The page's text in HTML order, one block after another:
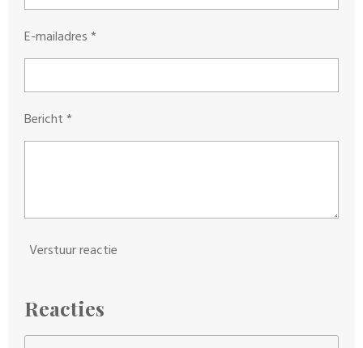
E-mailadres *
Bericht *
Verstuur reactie
Reacties